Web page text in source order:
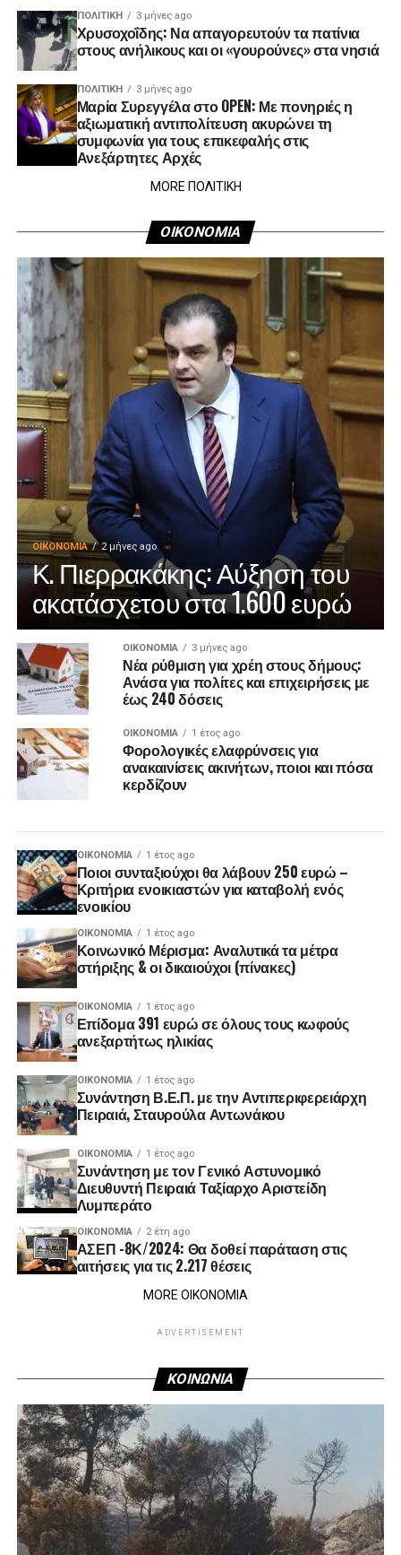
ΠΟΛΙΤΙΚΉ 3 μήνες ago
Χρυσοχοΐδης: Να απαγορευτούν τα πατίνια
στους ανήλικους και οι «γουρούνες» στα νησιά
ΠΟΛΙΤΙΚΉ 3 μήνες ago
Μαρία Συρεγγέλα στο OPEN: Με πονηριές η
αξιωματική αντιπολίτευση ακυρώνει τη
συμφωνία για τους επικεφαλής στις
Ανεξάρτητες Αρχές
MORE ΠΟΛΙΤΙΚΗ
ΟΙΚΟΝΟΜΙΑ
ΟΙΚΟΝΟΜΊΑ 2 μήνες ago
Κ. Πιερρακάκης: Αύξηση του
ακατάσχετου στα 1.600 ευρώ
ΟΙΚΟΝΟΜΊΑ 3 μήνες ago
Νέα ρύθμιση για χρέη στους δήμους:
Ανάσα για πολίτες και επιχειρήσεις με
έως 240 δόσεις
ΟΙΚΟΝΟΜΊΑ 1 έτος ago
Φορολογικές ελαφρύνσεις για
ανακαινίσεις ακινήτων, ποιοι και πόσα
κερδίζουν
ΟΙΚΟΝΟΜΊΑ 1 έτος ago
Ποιοι συνταξιούχοι θα λάβουν 250 ευρώ –
Κριτήρια ενοικιαστών για καταβολή ενός
ενοικίου
ΟΙΚΟΝΟΜΊΑ 1 έτος ago
Κοινωνικό Μέρισμα: Αναλυτικά τα μέτρα
στήριξης & οι δικαιούχοι (πίνακες)
ΟΙΚΟΝΟΜΊΑ 1 έτος ago
Επίδομα 391 ευρώ σε όλους τους κωφούς
ανεξαρτήτως ηλικίας
ΟΙΚΟΝΟΜΊΑ 1 έτος ago
Συνάντηση Β.Ε.Π. με την Αντιπεριφερειάρχη
Πειραιά, Σταυρούλα Αντωνάκου
ΟΙΚΟΝΟΜΊΑ 1 έτος ago
Συνάντηση με τον Γενικό Αστυνομικό
Διευθυντή Πειραιά Ταξίαρχο Αριστείδη
Λυμπεράτο
ΟΙΚΟΝΟΜΊΑ 2 έτη ago
ΑΣΕΠ -8Κ/2024: Θα δοθεί παράταση στις
αιτήσεις για τις 2.217 θέσεις
MORE ΟΙΚΟΝΟΜΙΑ
ADVERTISEMENT
ΚΟΙΝΩΝΙΑ